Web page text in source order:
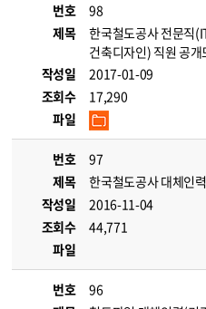
번호
98
제목
한국철도공사 전문직
건축디자인) 직원 공
작성일
2017-01-09
조회수
17,290
파일
번호
97
제목
한국철도공사 대체인
작성일
2016-11-04
조회수
44,771
파일
번호
96